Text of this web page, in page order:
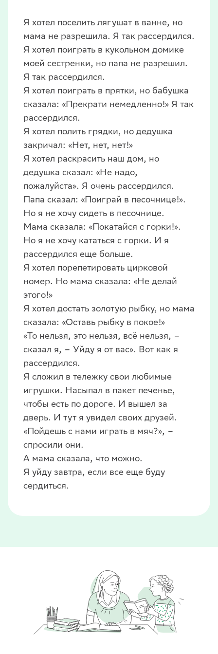
Я хотел поселить лягушат в ванне, но
мама не разрешила. Я так рассердился.
Я хотел поиграть в кукольном домике
моей сестренки, но папа не разрешил.
Я так рассердился.
Я хотел поиграть в прятки, но бабушка
сказала: «Прекрати немедленно!» Я так
рассердился.
Я хотел полить грядки, но дедушка
закричал: «Нет, нет, нет!»
Я хотел раскрасить наш дом, но
дедушка сказал: «Не надо,
пожалуйста». Я очень рассердился.
Папа сказал: «Поиграй в песочнице!».
Но я не хочу сидеть в песочнице.
Мама сказала: «Покатайся с горки!».
Но я не хочу кататься с горки. И я
рассердился еще больше.
Я хотел порепетировать цирковой
номер. Но мама сказала: «Не делай
этого!»
Я хотел достать золотую рыбку, но мама
сказала: «Оставь рыбку в покое!»
«То нельзя, это нельзя, всё нельзя, –
сказал я, – Уйду я от вас». Вот как я
рассердился.
Я сложил в тележку свои любимые
игрушки. Насыпал в пакет печенье,
чтобы есть по дороге. И вышел за
дверь. И тут я увидел своих друзей.
«Пойдешь с нами играть в мяч?», –
спросили они.
А мама сказала, что можно.
Я уйду завтра, если все еще буду
сердиться.